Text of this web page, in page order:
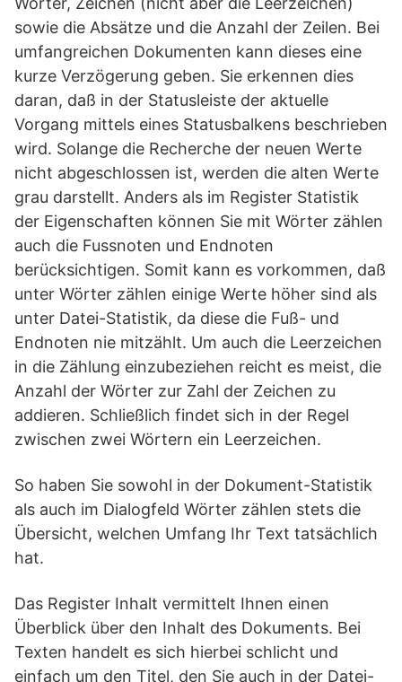
sowie die Absätze und die Anzahl der Zeilen. Bei
umfangreichen Dokumenten kann dieses eine
kurze Verzögerung geben. Sie erkennen dies
daran, daß in der Statusleiste der aktuelle
Vorgang mittels eines Statusbalkens beschrieben
wird. Solange die Recherche der neuen Werte
nicht abgeschlossen ist, werden die alten Werte
grau darstellt. Anders als im Register Statistik
der Eigenschaften können Sie mit Wörter zählen
auch die Fussnoten und Endnoten
berücksichtigen. Somit kann es vorkommen, daß
unter Wörter zählen einige Werte höher sind als
unter Datei-Statistik, da diese die Fuß- und
Endnoten nie mitzählt. Um auch die Leerzeichen
in die Zählung einzubeziehen reicht es meist, die
Anzahl der Wörter zur Zahl der Zeichen zu
addieren. Schließlich findet sich in der Regel
zwischen zwei Wörtern ein Leerzeichen.
So haben Sie sowohl in der Dokument-Statistik
als auch im Dialogfeld Wörter zählen stets die
Übersicht, welchen Umfang Ihr Text tatsächlich
hat.
Das Register Inhalt vermittelt Ihnen einen
Überblick über den Inhalt des Dokuments. Bei
Texten handelt es sich hierbei schlicht und
einfach um den Titel, den Sie auch in der Datei-